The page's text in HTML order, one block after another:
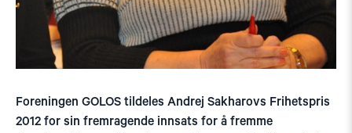
Foreningen GOLOS tildeles Andrej Sakharovs Frihetspris
2012 for sin fremragende innsats for å fremme